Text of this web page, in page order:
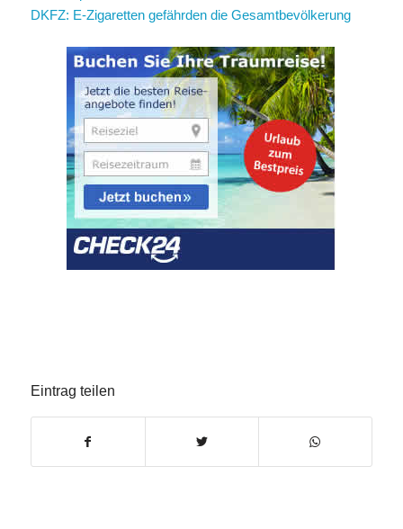
DKFZ: E-Zigaretten gefährden die Gesamtbevölkerung
Eintrag teilen